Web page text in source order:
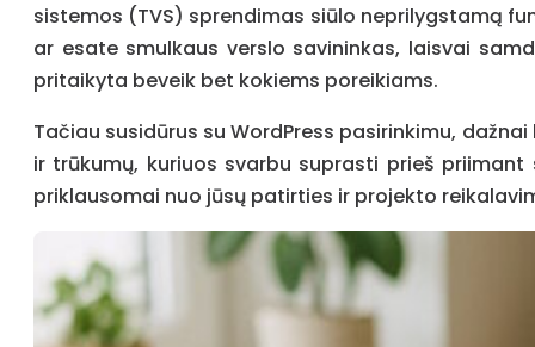
sistemos (TVS) sprendimas siūlo neprilygstamą
ar esate smulkaus verslo savininkas, laisvai
pritaikyta beveik bet kokiems poreikiams.
Tačiau susidūrus su WordPress pasirinkimu,
ir trūkumų, kuriuos svarbu suprasti prieš
priklausomai nuo jūsų patirties ir projekto